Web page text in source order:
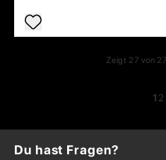
Zeigt 27 von 27
1 2
Du hast Fragen?